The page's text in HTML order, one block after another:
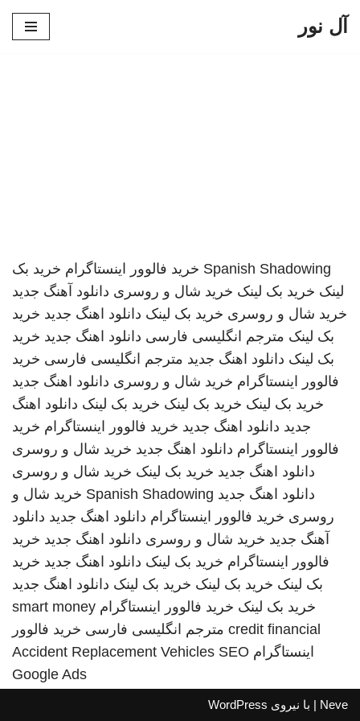
آل نور
Spanish Shadowing خرید فالوور اینستاگرام خرید بک
لینک خرید بک لینک خرید شال و روسری دانلود آهنگ جدید
خرید شال و روسری خرید بک لینک دانلود اهنگ جدید خرید
بک لینک مترجم انگلیسی فارسی دانلود اهنگ جدید خرید
بک لینک دانلود اهنگ جدید مترجم انگلیسی فارسی خرید
فالوور اینستاگرام خرید شال و روسری دانلود اهنگ جدید
خرید بک لینک خرید بک لینک خرید بک لینک دانلود اهنگ
جدید دانلود اهنگ جدید خرید فالوور اینستاگرام خرید
فالوور اینستاگرام دانلود اهنگ جدید خرید شال و روسری
دانلود اهنگ جدید خرید بک لینک خرید شال و روسری
دانلود اهنگ جدید Spanish Shadowing خرید شال و
روسری خرید فالوور اینستاگرام دانلود اهنگ جدید دانلود
آهنگ جدید خرید شال و روسری دانلود اهنگ جدید خرید
فالوور اینستاگرام خرید بک لینک دانلود اهنگ جدید خرید
بک لینک خرید بک لینک خرید بک لینک دانلود اهنگ جدید
خرید بک لینک خرید فالوور اینستاگرام smart money
credit financial مترجم انگلیسی فارسی خرید فالوور
اینستاگرام
Accident Replacement Vehicles SEO
Google Ads
Neve | با نیروی WordPress